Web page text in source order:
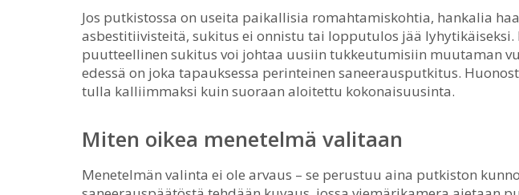
Jos putkistossa on useita paikallisia romahtamiskohtia, hankalia
asbestitiivisteitä, sukitus ei onnistu tai lopputulos jää lyhytikäiseksi.
puutteellinen sukitus voi johtaa uusiin tukkeutumisiin muutaman
edessä on joka tapauksessa perinteinen saneerausputkitus.
tulla kalliimmaksi kuin suoraan aloitettu kokonaisuusinta.
Miten oikea menetelmä valitaan
Menetelmän valinta ei ole arvaus – se perustuu aina putkiston